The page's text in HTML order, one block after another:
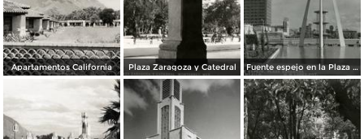
Apartamentos California Plaza Zaragoza y Catedral Fuente espejo en la Plaza Zaragoza